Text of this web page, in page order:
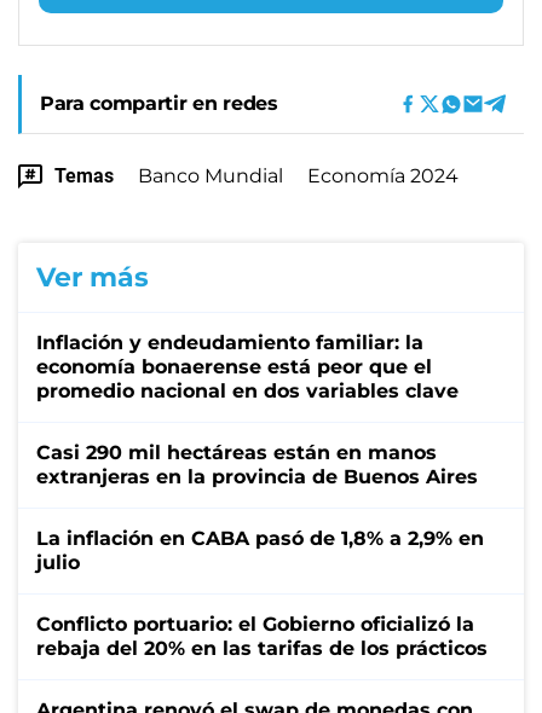
Para compartir en redes
Temas Banco Mundial Economía 2024
Ver más
Inflación y endeudamiento familiar: la
economía bonaerense está peor que el
promedio nacional en dos variables clave
Casi 290 mil hectáreas están en manos
extranjeras en la provincia de Buenos Aires
La inflación en CABA pasó de 1,8% a 2,9% en
julio
Conflicto portuario: el Gobierno oficializó la
rebaja del 20% en las tarifas de los prácticos